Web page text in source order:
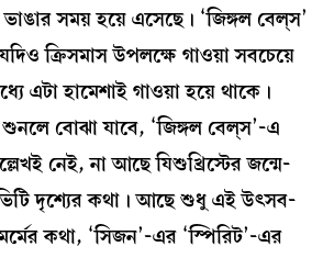
সময় হয়ে এসেছে। ‘জিঙ্গল বেল্‌স’
ক্রিসমাস উপলক্ষে গাওয়া সবচেয়ে
এটা হামেশাই গাওয়া হয়ে থাকে।
বোঝা যাবে, ‘জিঙ্গল বেল্‌স’-এ
নেই, না আছে যিশুখ্রিস্টের জন্মে-
দৃশ্যের কথা। আছে শুধু এই উৎসব-
কথা, ‘সিজন’-এর ‘স্পিরিট’-এর